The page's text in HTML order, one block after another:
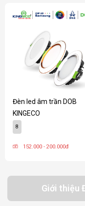
Đèn led âm trần DOB
KINGECO
8
152.000 - 200.000đ
Giới thiệu